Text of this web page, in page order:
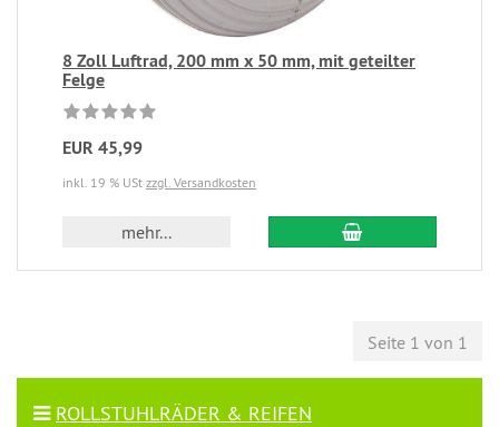
8 Zoll Luftrad, 200 mm x 50 mm, mit geteilter
Felge
EUR 45,99
inkl. 19 % USt zzgl. Versandkosten
mehr...
Seite 1 von 1
ROLLSTUHLRÄDER & REIFEN